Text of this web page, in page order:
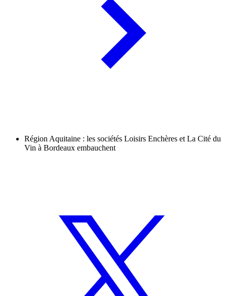
Région Aquitaine : les sociétés Loisirs Enchères et La Cité du
Vin à Bordeaux embauchent